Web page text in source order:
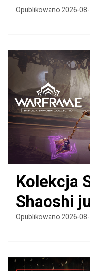
Opublikowano 2026-
Kolekcja
Shaoshi
Opublikowano 2026-